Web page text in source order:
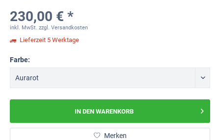
230,00 € *
inkl. MwSt. zzgl. Versandkosten
Lieferzeit 5 Werktage
Farbe:
IN DEN WARENKORB
Merken